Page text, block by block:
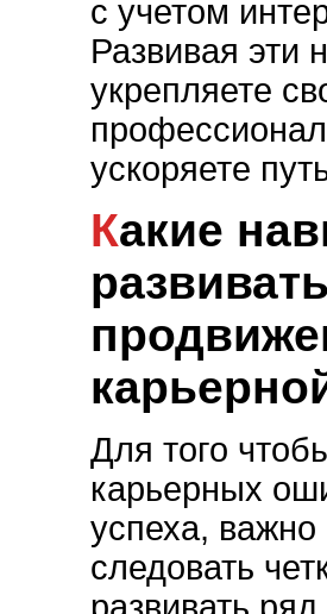
с учетом
Развивая эти
укрепляете
ускоряете
Какие навыки стоит
Для того
карьерных
успеха, важно
следовать